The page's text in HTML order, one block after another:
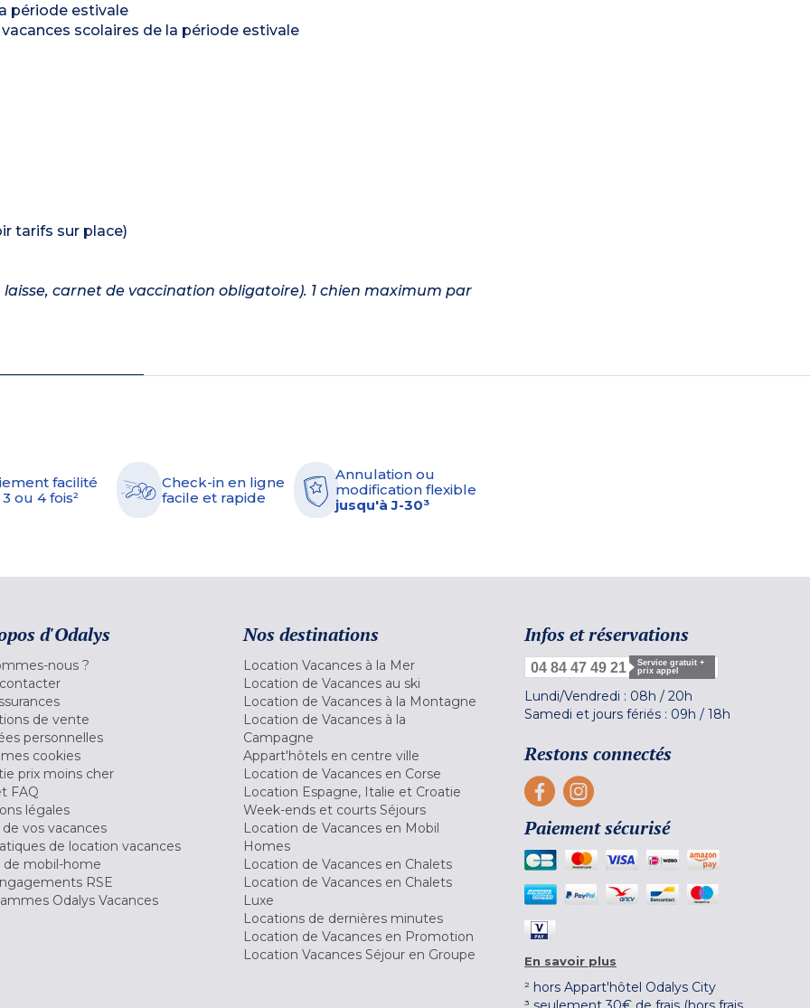
période estivale
scolaires de la période estivale
tarifs sur place)
carnet de vaccination obligatoire). 1 chien maximum par
facilité
ou 4 fois²
Check-in en ligne
facile et rapide
Annulation ou
modification flexible
jusqu'à J-30³
d'Odalys
nous ?
de vente
personnelles
cookies
prix moins cher
FAQ
légales
de vos vacances
de location vacances
de mobil-home
RSE
Odalys Vacances
Nos destinations
Location Vacances à la Mer
Location de Vacances au ski
Location de Vacances à la Montagne
Location de Vacances à la
Campagne
Appart'hôtels en centre ville
Location de Vacances en Corse
Location Espagne, Italie et Croatie
Week-ends et courts Séjours
Location de Vacances en Mobil
Homes
Location de Vacances en Chalets
Location de Vacances en Chalets
Luxe
Locations de dernières minutes
Location de Vacances en Promotion
Location Vacances Séjour en Groupe
Infos et réservations
04 84 47 49 21
Service gratuit +
prix appel
Lundi/Vendredi : 08h / 20h
Samedi et jours fériés : 09h / 18h
Restons connectés
Paiement sécurisé
En savoir plus
² hors Appart'hôtel Odalys City